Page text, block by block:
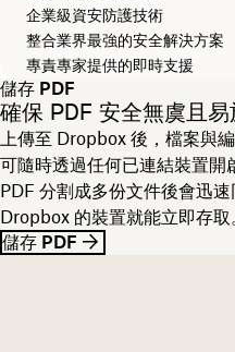
企業級資安防護技術
整合業界最強的安全解決方案
專責專家提供的即時支援
儲存 PDF
確保 PDF 安全無虞且易
上傳至 Dropbox 後，檔案與
可隨時透過任何已連結裝置開
PDF 分割成多份文件後會迅
Dropbox 的裝置就能立即存取
儲存 PDF